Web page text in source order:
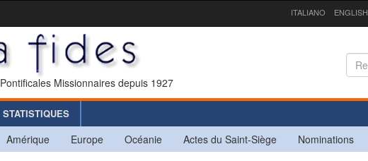
ITALIANO ENGLISH
Missionnaires depuis 1927
STATISTIQUES
Amérique Europe Océanie Actes du Saint-Siège Nominations